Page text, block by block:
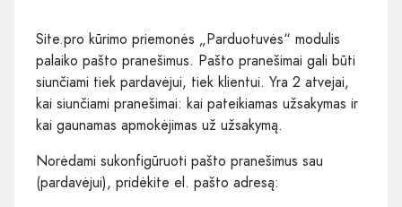
Site.pro kūrimo priemonės „Parduotuvės“ modulis
palaiko pašto pranešimus. Pašto pranešimai gali būti
siunčiami tiek pardavėjui, tiek klientui. Yra 2 atvejai,
kai siunčiami pranešimai: kai pateikiamas užsakymas ir
kai gaunamas apmokėjimas už užsakymą.
Norėdami sukonfigūruoti pašto pranešimus sau
(pardavėjui), pridėkite el. pašto adresą: